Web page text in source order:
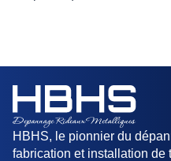
HBHS, le pionnier du
fabrication et installation de